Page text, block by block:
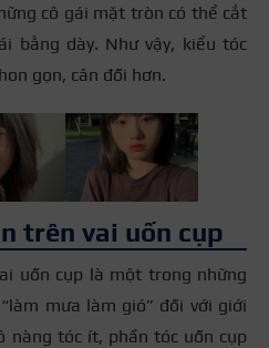
cô gái mặt tròn có thể cắt
bằng dày. Như vậy, kiểu tóc
gọn, cân đối hơn.
trên vai uốn cụp
uốn cụp là một trong những
mưa làm gió” đối với giới
nàng tóc ít, phần tóc uốn cụp